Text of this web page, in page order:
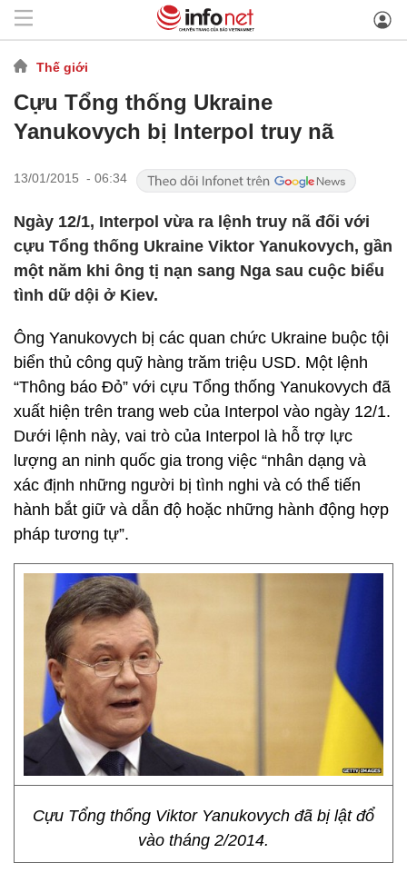
Thế giới
Cựu Tổng thống Ukraine
Yanukovych bị Interpol truy nã
13/01/2015 - 06:34
Ngày 12/1, Interpol vừa ra lệnh truy nã đối với
cựu Tổng thống Ukraine Viktor Yanukovych, gần
một năm khi ông tị nạn sang Nga sau cuộc biểu
tình dữ dội ở Kiev.
Ông Yanukovych bị các quan chức Ukraine buộc tội
biển thủ công quỹ hàng trăm triệu USD. Một lệnh
“Thông báo Đỏ” với cựu Tổng thống Yanukovych đã
xuất hiện trên trang web của Interpol vào ngày 12/1.
Dưới lệnh này, vai trò của Interpol là hỗ trợ lực
lượng an ninh quốc gia trong việc “nhân dạng và
xác định những người bị tình nghi và có thể tiến
hành bắt giữ và dẫn độ hoặc những hành động hợp
pháp tương tự”.
Cựu Tổng thống Viktor Yanukovych đã bị lật đổ
vào tháng 2/2014.